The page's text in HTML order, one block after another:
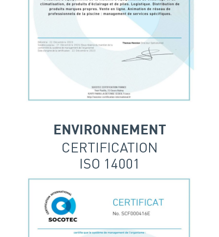
ENVIRONNEMENT
CERTIFICATION
ISO 14001